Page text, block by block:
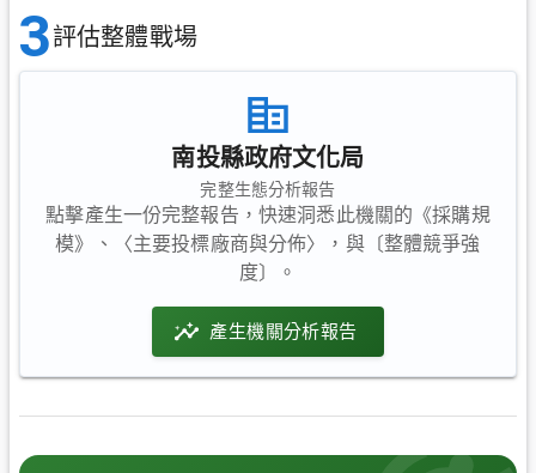
3評估整體戰場
南投縣政府文化局
完整生態分析報告
點擊產生一份完整報告，快速洞悉此機關的《採購規
模》、〈主要投標廠商與分佈〉，與〔整體競爭強
度〕。
產生機關分析報告